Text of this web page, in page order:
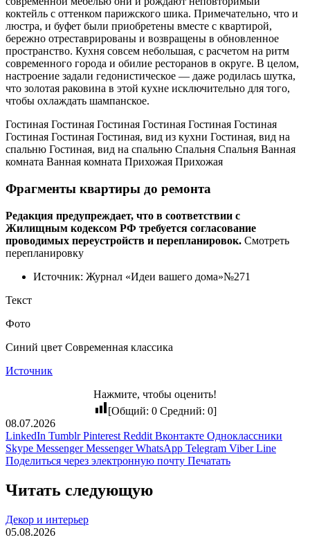
коктейль с оттенком парижского шика. Примечательно, что и
люстра, и буфет были приобретены вместе с квартирой,
бережно отреставрированы и возвращены в обновленное
пространство. Кухня совсем небольшая, с расчетом на ритм
современного города и обилие ресторанов в округе. В целом,
настроение задали гедонистическое — даже родилась шутка,
что золотая раковина в этой кухне исключительно для того,
чтобы охлаждать шампанское.
Гостиная Гостиная Гостиная Гостиная Гостиная Гостиная Гостиная Гостиная Гостиная, вид из кухни Гостиная, вид на спальню Гостиная, вид на спальню Спальня Спальня Ванная комната Ванная комната Прихожая
Фрагменты квартиры до ремонта
Редакция предупреждает, что в соответствии с
Жилищным кодексом РФ требуется согласование
проводимых переустройств и перепланировок. Смотреть
перепланировку
Источник: Журнал «Идеи вашего дома»№271
Текст
Фото
Синий цвет Современная классика
Источник
Нажмите, чтобы оценить!
[Общий: 0Средний: 0]
08.07.2026
LinkedIn Tumblr Pinterest Reddit Вконтакте Одноклассники
Skype Messenger Messenger WhatsApp Telegram Viber Line
Поделиться через электронную почту Печатать
Читать следующую
Декор и интерьер
05.08.2026